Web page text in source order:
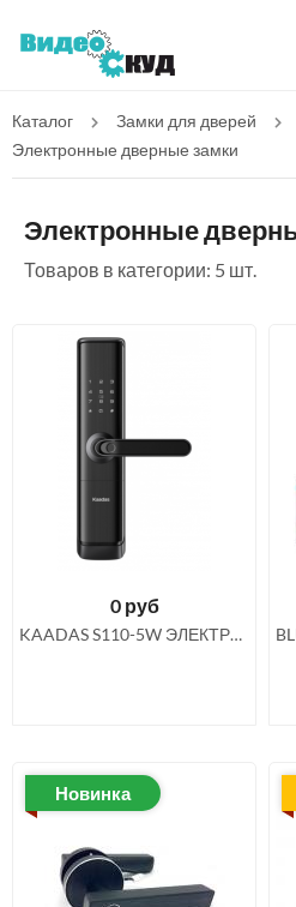
Каталог
Замки для дверей
Электронные дверные замки
Электронные
Товаров в категории: 5 шт.
0 руб
KAADAS S110-5W ЭЛЕКТРОННЫЙ ДВЕРНОЙ ЗАМОК С ОТПЕЧАТКОМ ПАЛЬЦА С WI-FI
Новинка